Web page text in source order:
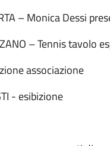
– Monica Dessi
– Tennis tavolo
associazione
- esibizione